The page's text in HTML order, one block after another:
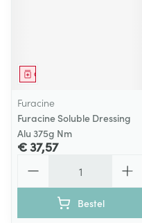
Geneesmiddel
Furacine
Furacine Soluble Dressing
Alu 375g Nm
€ 37,57
Bestel